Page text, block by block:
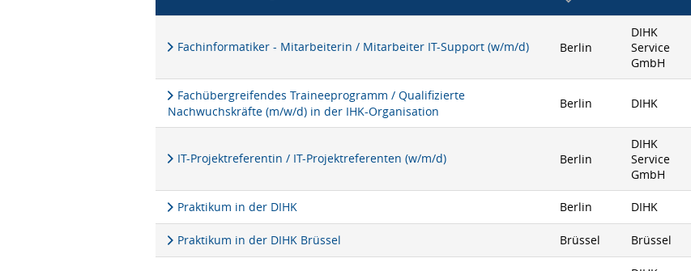
Fachinformatiker - Mitarbeiterin / Mitarbeiter IT-Support (w/m/d) Berlin
DIHK
Service
GmbH
Fachübergreifendes Traineeprogramm / Qualifizierte
Nachwuchskräfte (m/w/d) in der IHK-Organisation
Berlin DIHK
IT-Projektreferentin / IT-Projektreferenten (w/m/d) Berlin
DIHK
Service
GmbH
Praktikum in der DIHK Berlin DIHK
Praktikum in der DIHK Brüssel Brüssel Brüssel